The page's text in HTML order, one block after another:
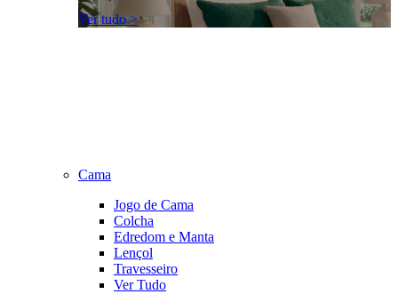
Ver tudo >
Cama
Jogo de Cama
Colcha
Edredom e Manta
Lençol
Travesseiro
Ver Tudo